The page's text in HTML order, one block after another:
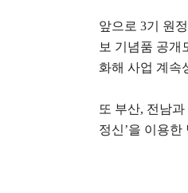
앞으로 3기 원
보 기념품 공개
화해 사업 계속
또 부산, 전남
정신’을 이용한